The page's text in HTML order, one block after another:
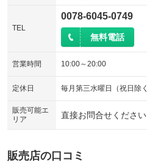
TEL
0078-6045-0749
無料電話
営業時間 10:00～20:00
定休日 毎月第三水曜日（祝日除く
販売可能エ
リア
直接お問合せください
販売店の口コミ